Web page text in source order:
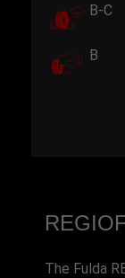
B-C
B
The Fulda